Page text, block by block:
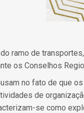
ramo de
os Conselhos
no fato de que
de
se como